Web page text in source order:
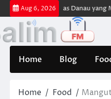
Skip
to
content
Aug 6, 2026
di Atas Danau yang
Home Blog
Home Food